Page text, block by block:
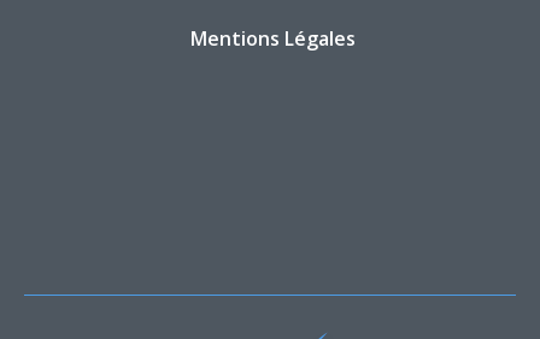
Mentions Légales